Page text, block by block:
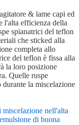
& lame capi ed
l'alta efficienza della
spianatrici del teflon
che sticked alla
completa allo
del teflon è fissa alla
la loro posizione
Quelle ruspe
la miscelazione
nell'alta
di buona